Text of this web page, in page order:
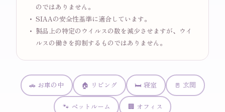
のではありません。
SIAAの安全性基準に適合しています。
製品上の特定のウイルスの数を減少させますが、ウイ
ルスの働きを抑制するものではありません。
🚗 お車の中 🏠 リビング 🛏 寝室 🚪 玄関
🐾 ペットルーム 🏢 オフィス